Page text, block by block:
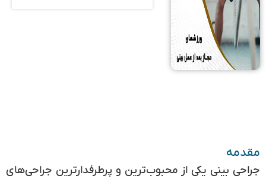
مقدمه
جراحی بینییکی از محبوب‌ترین و پرطرفدارترین جراحی‌های